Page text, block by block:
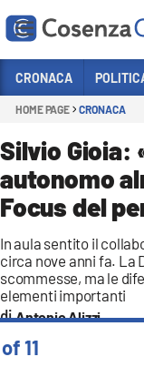
Sezioni
CRONACA
POLITICA
COSENZA CALCIO
ECONOMIA E
ITALIA MONDO
SANITÀ
SPORT
CRONACA
HOME PAGE CRONACA
Silvio Gioia:
autonomo
Focus del
In aula sentito il
circa nove anni fa. La
scommesse, ma le
elementi importanti
Antonio Alizzi
11